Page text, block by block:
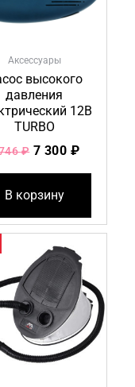
Аксессуары
высокого
давления
12В
TURBO
₽ 7 300 ₽
В корзину
цена
составляла
3
205 ₽.
цена:
600 ₽.